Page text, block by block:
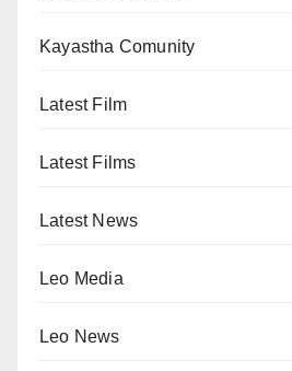
Kayastha Comunity
Latest Film
Latest Films
Latest News
Leo Media
Leo News